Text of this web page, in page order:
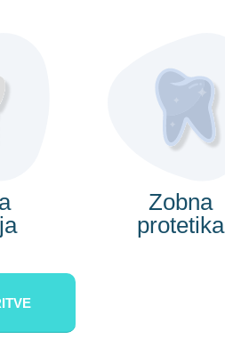
Zobna
protetika